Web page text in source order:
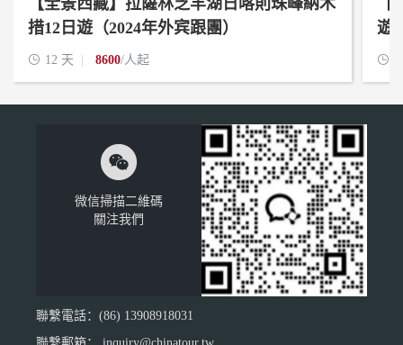
措12日遊（2024年外宾跟團）
 12 天 8600/人起
遊


微信掃描二維碼
關注我們
聯繫電話：(86) 13908918031